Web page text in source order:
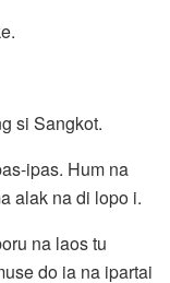
si Sangkot.
ipas. Hum na
alak na di lopo i.
na laos tu
do ia na ipartai